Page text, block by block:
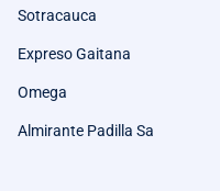
Sotracauca
Expreso Gaitana
Omega
Almirante Padilla Sa